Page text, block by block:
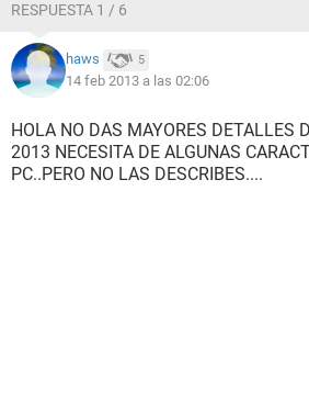
RESPUESTA 1 / 6
haws 5
14 feb 2013 a las 02:06
HOLA NO DAS MAYORES DETALLES
2013 NECESITA DE ALGUNAS
PC..PERO NO LAS DESCRIBES....